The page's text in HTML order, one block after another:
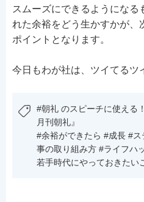
スムーズにできるようになる
れた余裕をどう生かすかが、
ポイントとなります。
今日もわが社は、ツイてるツ
#朝礼 のスピーチに使え
月刊朝礼』
#余裕ができたら #成長 #
事の取り組み方 #ライフハ
若手時代にやっておきたい